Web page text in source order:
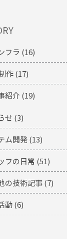
フラ (16)
作 (17)
紹介 (19)
せ (3)
ム開発 (13)
フの日常 (51)
の技術記事 (7)
動 (6)